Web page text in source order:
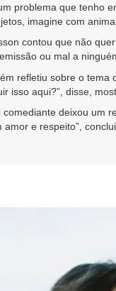
problema que tenho
imagine com
contou que não
ou mal a
refletiu sobre o tema
isso aqui?”, disse,
comediante deixou um
amor e respeito”,